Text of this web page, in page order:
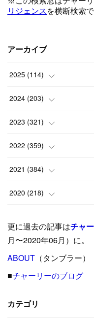
アーカイブ
2025 (114)
(1)
(8)
(6)
(9 )
(15
(24)
(8 )
(17
2024 (203)
(24)
(10)
(18)
(17)
(12)
(19)
(13
2023 (321)
(25)
(17)
(35)
)
(26)
27)
(29
2022 (359)
(42)
(37)
(31)
(31)
31
(26
2021 (384)
(9)
(39)
( 23)
40
(55
2020 (218)
(24)
( 42)
(33
更に過去の記事はチャ
月〜2020年06月）に。
ABOUT （タンブラー）
■チャーリーのブログ
カテゴリ